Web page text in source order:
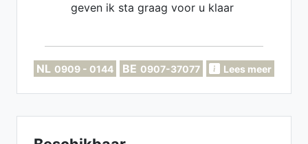
geven ik sta graag voor u klaar
NL 0909 - 0144 BE 0907-37077 Lees meer